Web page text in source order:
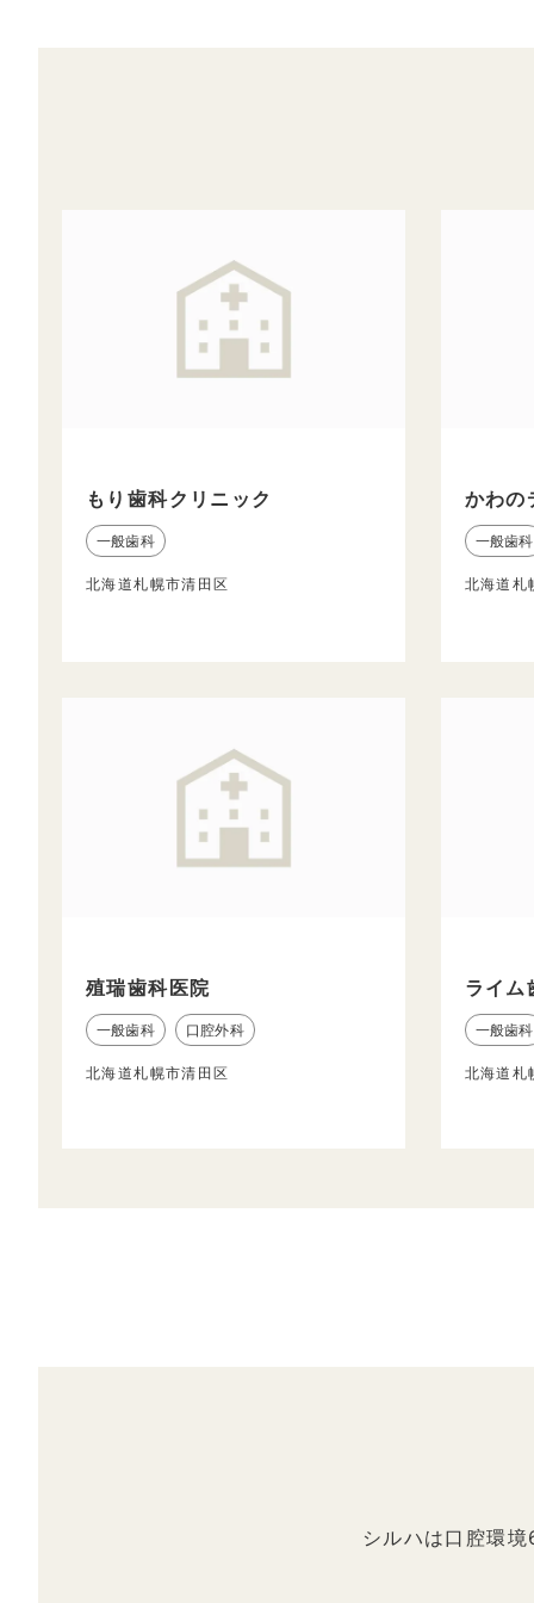
もり歯科クリニック
一般歯科
北海道札幌市清田区
かわの
一般歯科
北海道札
殖瑞歯科医院
一般歯科 口腔外科
北海道札幌市清田区
ライム
一般歯科
北海道札
シルハは口腔環